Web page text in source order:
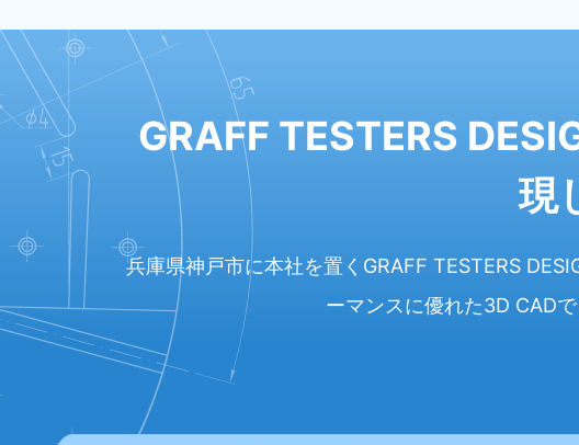
GRAFF TESTERS
現
兵庫県神戸市に本社を置くGRAFF TESTERS
ーマンスに優れた3D CAD